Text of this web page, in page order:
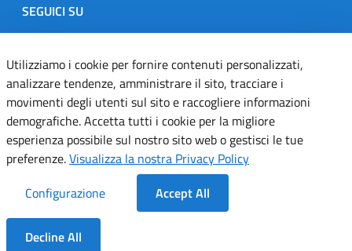
SEGUICI SU
Designers Italia
TwitterInstagramYoutubeLinkedin
Dichiarazione di accessibilità
Informativa cookie
Note legali
Servizi Applicativi
Utilizziamo i cookie per fornire contenuti personalizzati,
analizzare tendenze, amministrare il sito, tracciare i
movimenti degli utenti sul sito e raccogliere informazioni
demografiche. Accetta tutti i cookie per la migliore
esperienza possibile sul nostro sito web o gestisci le tue
preferenze.Visualizza la nostra Privacy Policy
Configurazione
Accept All
Decline All